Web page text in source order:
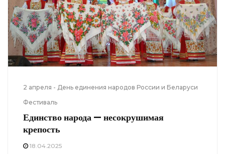
2 апреля - День единения народов России и Беларуси
Фестиваль
Единство народа — несокрушимая
крепость
18.04.2025